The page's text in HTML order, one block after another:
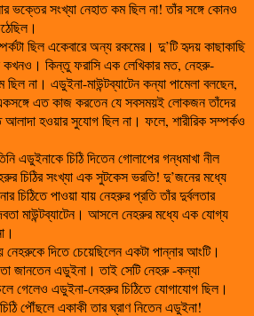
ভক্তের সংখ্যা নেহাত কম ছিল না! তাঁর সঙ্গে কোনও
ছিল একেবারে অন্য রকমের। দু’টি হৃদয় কাছাকাছি
কখনও। কিন্তু ফরাসি এক লেখিকার মত, নেহরু-
না। এডুইনা-মাউন্টব্যাটেন কন্যা পামেলা বলছেন,
একসঙ্গে এত কাজ করতেন যে সবসময়ই লোকজন তাঁদের
হওয়ার সুযোগ ছিল না। ফলে, শারীরিক সম্পর্কও
এডুইনাকে চিঠি দিতেন গোলাপের গন্ধমাখা নীল
চিঠির সংখ্যা এক সুটকেস ভরতি! দু’জনের মধ্যে
চিঠিতে পাওয়া যায় নেহরুর প্রতি তাঁর দুর্বলতার
মাউন্টব্যাটেন। আসলে নেহরুর মধ্যে এক যোগ্য
দিতে চেয়েছিলেন একটা পান্নার আংটি।
জানতেন এডুইনা। তাই সেটি নেহরু -কন্যা
গেলেও এডুইনা-নেহরুর চিঠিতে যোগাযোগ ছিল।
পৌঁছলে একাকী তার ঘ্রাণ নিতেন এডুইনা!